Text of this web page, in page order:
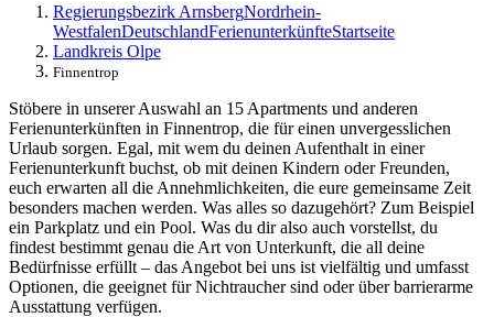
Regierungsbezirk ArnsbergNordrhein-
WestfalenDeutschlandFerienunterkünfteStartseite
Landkreis Olpe
Finnentrop
Stöbere in unserer Auswahl an 15 Apartments und anderen
Ferienunterkünften in Finnentrop, die für einen unvergesslichen
Urlaub sorgen. Egal, mit wem du deinen Aufenthalt in einer
Ferienunterkunft buchst, ob mit deinen Kindern oder Freunden,
euch erwarten all die Annehmlichkeiten, die eure gemeinsame Zeit
besonders machen werden. Was alles so dazugehört? Zum Beispiel
ein Parkplatz und ein Pool. Was du dir also auch vorstellst, du
findest bestimmt genau die Art von Unterkunft, die all deine
Bedürfnisse erfüllt – das Angebot bei uns ist vielfältig und umfasst
Optionen, die geeignet für Nichtraucher sind oder über barrierarme
Ausstattung verfügen.